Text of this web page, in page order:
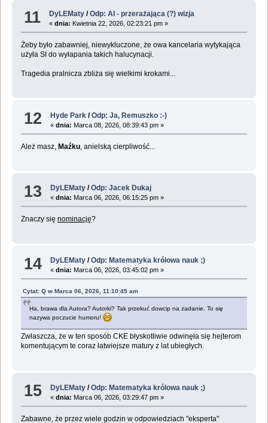
11 DyLEMaty /Odp: AI - przerażająca (?) wizja
«dnia: Kwietnia 22, 2026, 02:23:21 pm »
Żeby było zabawniej, niewykluczone, że owa kancelaria wytykająca
użyła SI do wyłapania takich halucynacji.
Tragedia pralnicza zbliża się wielkimi krokami...
12 Hyde Park /Odp: Ja, Remuszko :-)
«dnia: Marca 08, 2026, 08:39:43 pm »
Ależ masz, Maźku, anielską cierpliwość...
13 DyLEMaty /Odp: Jacek Dukaj
«dnia: Marca 06, 2026, 06:15:25 pm »
Znaczy się nominację?
14 DyLEMaty /Odp: Matematyka królowa nauk ;)
«dnia: Marca 06, 2026, 03:45:02 pm »
Cytat: Q w Marca 06, 2026, 11:10:45 am
Ha, brawa dla Autora? Autorki? Tak przekuć dowcip na zadanie. To się
nazywa poczucie humoru!
Zwłaszcza, że w ten sposób CKE błyskotliwie odwinęła się hejterom
komentującym te coraz łatwiejsze matury z lat ubiegłych.
15 DyLEMaty /Odp: Matematyka królowa nauk ;)
«dnia: Marca 06, 2026, 03:29:47 pm »
Zabawne, że przez wiele godzin w odpowiedziach "eksperta"